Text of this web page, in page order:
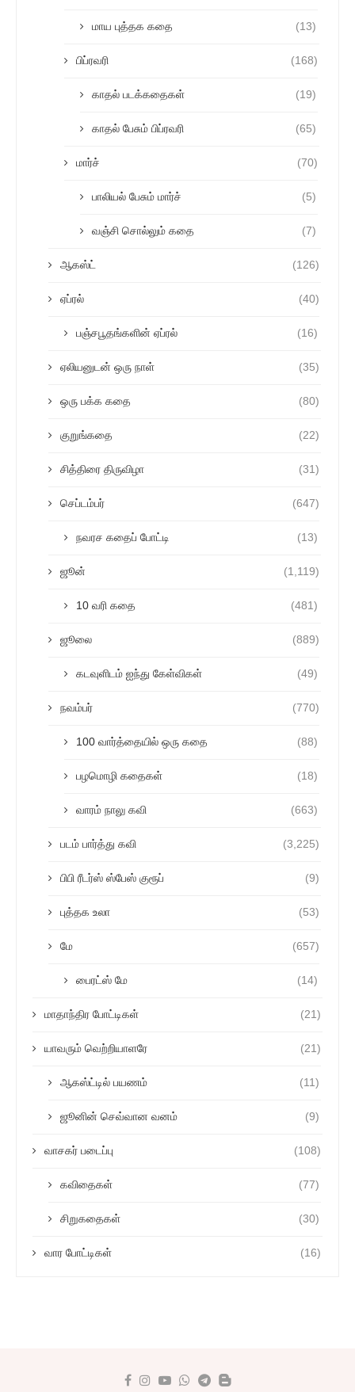
மாய புத்தக கதை (13)
பிப்ரவரி (168)
காதல் படக்கதைகள் (19)
காதல் பேசும் பிப்ரவரி (65)
மார்ச் (70)
பாலியல் பேசும் மார்ச் (5)
வஞ்சி சொல்லும் கதை (7)
ஆகஸ்ட் (126)
ஏப்ரல் (40)
பஞ்சபூதங்களின் ஏப்ரல் (16)
ஏலியனுடன் ஒரு நாள் (35)
ஒரு பக்க கதை (80)
குறுங்கதை (22)
சித்திரை திருவிழா (31)
செப்டம்பர் (647)
நவரச கதைப் போட்டி (13)
ஜூன் (1,119)
10 வரி கதை (481)
ஜூலை (889)
கடவுளிடம் ஐந்து கேள்விகள் (49)
நவம்பர் (770)
100 வார்த்தையில் ஒரு கதை (88)
பழமொழி கதைகள் (18)
வாரம் நாலு கவி (663)
படம் பார்த்து கவி (3,225)
பிபி ரீடர்ஸ் ஸ்பேஸ் குரூப் (9)
புத்தக உலா (53)
மே (657)
பைரட்ஸ் மே (14)
மாதாந்திர போட்டிகள் (21)
யாவரும் வெற்றியாளரே (21)
ஆகஸ்ட்டில் பயணம் (11)
ஜூனின் செவ்வான வனம் (9)
வாசகர் படைப்பு (108)
கவிதைகள் (77)
சிறுகதைகள் (30)
வார போட்டிகள் (16)